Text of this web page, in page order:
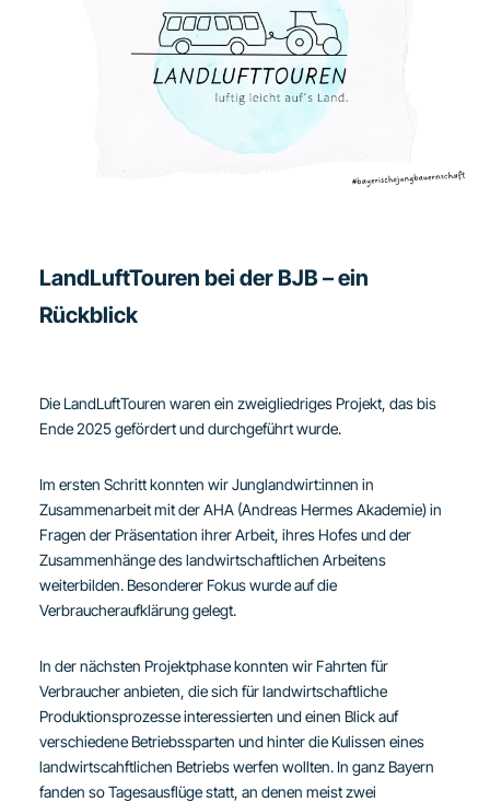
LandLuftTouren bei der BJB – ein
Rückblick
Die LandLuftTouren waren ein zweigliedriges Projekt, das bis
Ende 2025 gefördert und durchgeführt wurde.
Im ersten Schritt konnten wir Junglandwirt:innen in
Zusammenarbeit mit der AHA (Andreas Hermes Akademie) in
Fragen der Präsentation ihrer Arbeit, ihres Hofes und der
Zusammenhänge des landwirtschaftlichen Arbeitens
weiterbilden. Besonderer Fokus wurde auf die
Verbraucheraufklärung gelegt.
In der nächsten Projektphase konnten wir Fahrten für
Verbraucher anbieten, die sich für landwirtschaftliche
Produktionsprozesse interessierten und einen Blick auf
verschiedene Betriebssparten und hinter die Kulissen eines
landwirtscahftlichen Betriebs werfen wollten. In ganz Bayern
fanden so Tagesausflüge statt, an denen meist zwei